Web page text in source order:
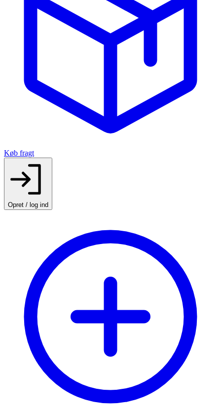
Køb fragt
Opret / log ind